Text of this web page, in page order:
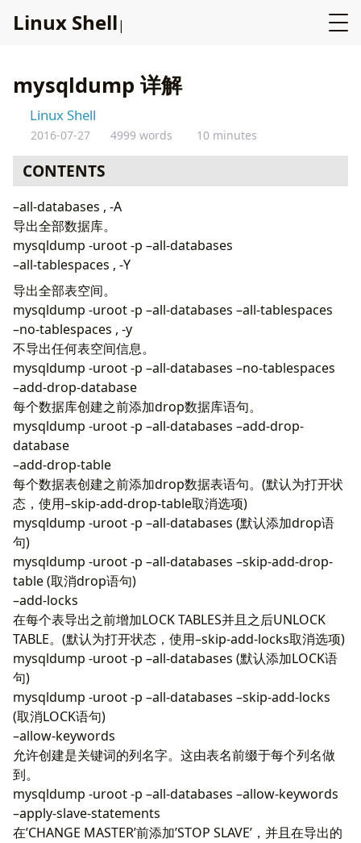
Linux Shell
mysqldump 详解
Linux Shell
2016-07-27 4999 words 10 minutes
CONTENTS
–all-databases , -A
导出全部数据库。
mysqldump -uroot -p –all-databases
–all-tablespaces , -Y
导出全部表空间。
mysqldump -uroot -p –all-databases –all-tablespaces
–no-tablespaces , -y
不导出任何表空间信息。
mysqldump -uroot -p –all-databases –no-tablespaces
–add-drop-database
每个数据库创建之前添加drop数据库语句。
mysqldump -uroot -p –all-databases –add-drop-
database
–add-drop-table
每个数据表创建之前添加drop数据表语句。(默认为打开状
态，使用–skip-add-drop-table取消选项)
mysqldump -uroot -p –all-databases (默认添加drop语
句)
mysqldump -uroot -p –all-databases –skip-add-drop-
table (取消drop语句)
–add-locks
在每个表导出之前增加LOCK TABLES并且之后UNLOCK
TABLE。(默认为打开状态，使用–skip-add-locks取消选项)
mysqldump -uroot -p –all-databases (默认添加LOCK语
句)
mysqldump -uroot -p –all-databases –skip-add-locks
(取消LOCK语句)
–allow-keywords
允许创建是关键词的列名字。这由表名前缀于每个列名做
到。
mysqldump -uroot -p –all-databases –allow-keywords
–apply-slave-statements
在’CHANGE MASTER’前添加’STOP SLAVE’，并且在导出的